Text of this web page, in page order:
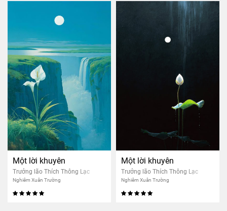
Một lời khuyên
Trưởng lão Thích Thông Lạc
Nghiêm Xuân Trường
Một lời khuyên
Trưởng lão Thích Thông Lạc
Nghiêm Xuân Trường